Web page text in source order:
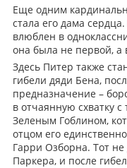
Еще одним
стала его дама
влюблен в
она была не первой, а
Здесь Питер также
гибели дяди Бена,
предназначение –
в отчаянную схватку
Зеленым Гоблином,
отцом его
Гарри Озборна. Тот
Паркера, и после